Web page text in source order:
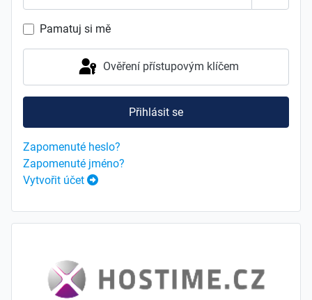
Pamatuj si mě
Ověření přístupovým klíčem
Přihlásit se
Zapomenuté heslo?
Zapomenuté jméno?
Vytvořit účet